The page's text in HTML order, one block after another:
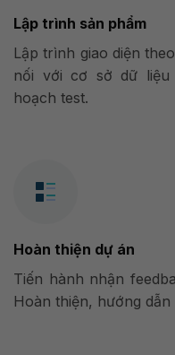
Lập trình sản phẩm
Lập trình giao diện
nối với cơ sở dữ liệu
hoạch test.
Hoàn thiện dự án
Tiến hành nhận
Hoàn thiện, hướng